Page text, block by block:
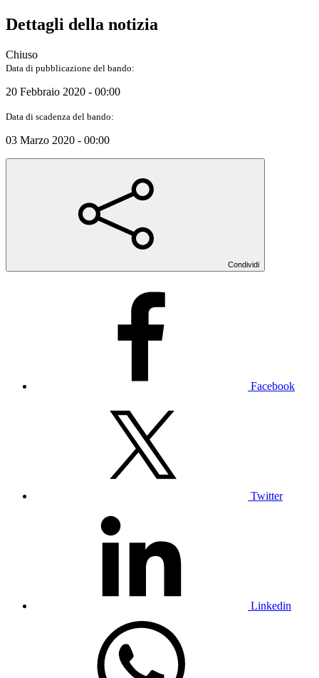
Dettagli della notizia
Chiuso
Data di pubblicazione del bando:
20 Febbraio 2020 - 00:00
Data di scadenza del bando:
03 Marzo 2020 - 00:00
Condividi
Facebook
Twitter
Linkedin